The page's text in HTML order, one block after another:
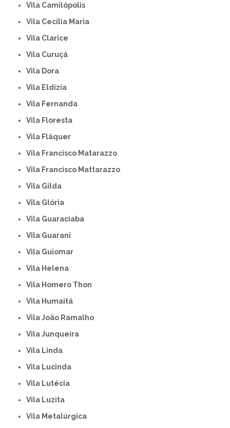
Vila Camilópolis
Vila Cecília Maria
Vila Clarice
Vila Curuçá
Vila Dora
Vila Eldízia
Vila Fernanda
Vila Floresta
Vila Fláquer
Vila Francisco Matarazzo
Vila Francisco Mattarazzo
Vila Gilda
Vila Glória
Vila Guaraciaba
Vila Guarani
Vila Guiomar
Vila Helena
Vila Homero Thon
Vila Humaitá
Vila João Ramalho
Vila Junqueira
Vila Linda
Vila Lucinda
Vila Lutécia
Vila Luzita
Vila Metalúrgica